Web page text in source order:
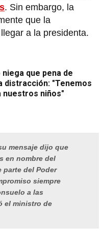
. Sin embargo, la
que la
a la presidenta.
que pena de
distracción: "Tenemos
nuestros niños"
mensaje dijo que
en nombre del
parte del Poder
siempre
a las
el ministro de